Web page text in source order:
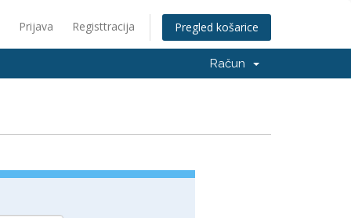
Prijava Registtracija Pregled košarice
Račun